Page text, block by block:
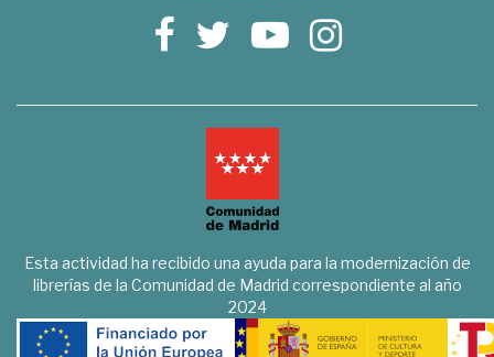
Esta actividad ha recibido una ayuda para la modernización de
librerías de la Comunidad de Madrid correspondiente al año
2024